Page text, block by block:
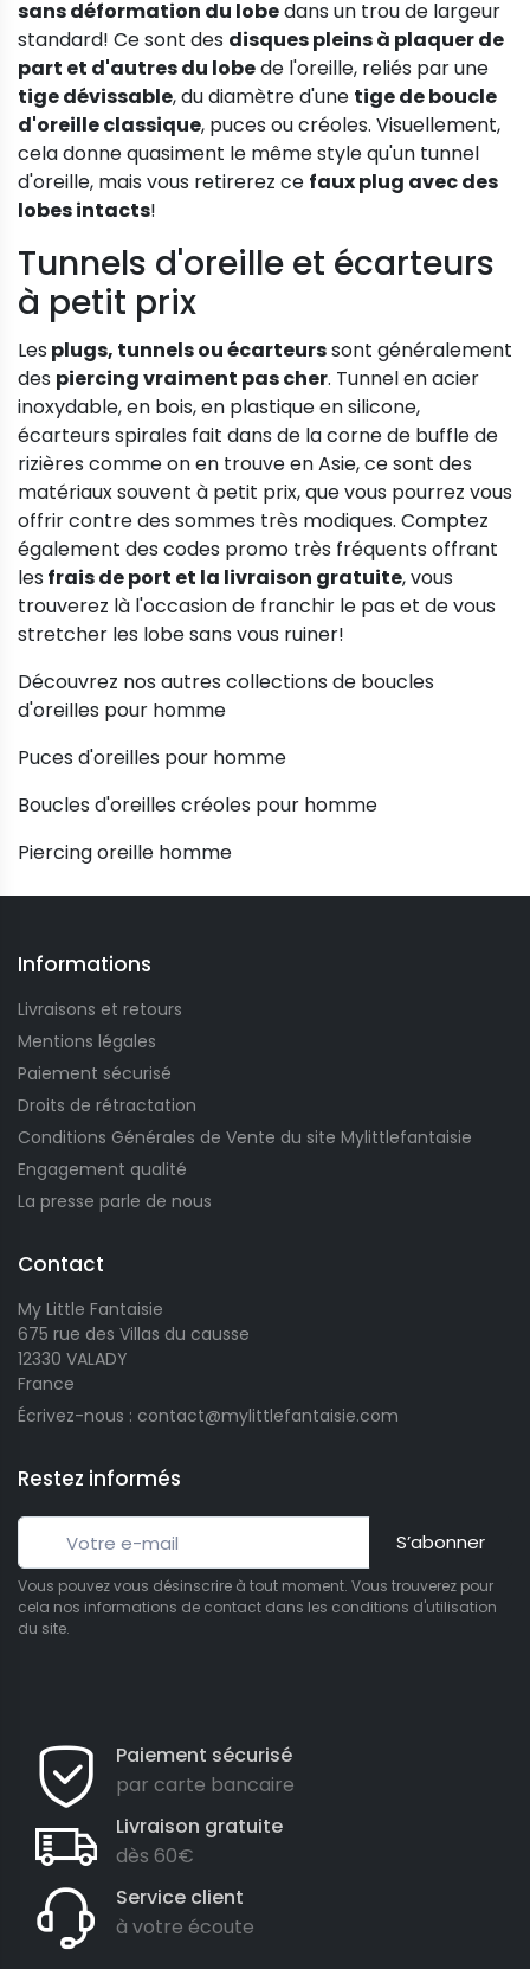
sans déformation du lobedans un trou de largeur
standard! Ce sont des disques pleins à plaquer de
part et d'autres du lobede l'oreille, reliés par une
tige dévissable, du diamètre d'une tige de boucle
d'oreille classique, puces ou créoles. Visuellement,
cela donne quasiment le même style qu'un tunnel
d'oreille, mais vous retirerez ce faux plug avec des
lobes intacts!
Tunnels d'oreille et écarteurs
à petit prix
Les plugs, tunnels ou écarteurssont généralement
des piercing vraiment pas cher. Tunnel en acier
inoxydable, en bois, en plastique en silicone,
écarteurs spirales fait dans de la corne de buffle de
rizières comme on en trouve en Asie, ce sont des
matériaux souvent à petit prix, que vous pourrez vous
offrir contre des sommes très modiques. Comptez
également des codes promo très fréquents offrant
les frais de port et la livraison gratuite, vous
trouverez là l'occasion de franchir le pas et de vous
stretcher les lobe sans vous ruiner!
Découvrez nos autres collections de boucles
d'oreilles pour homme
Puces d'oreilles pour homme
Boucles d'oreilles créoles pour homme
Piercing oreille homme
Informations
Livraisons et retours
Mentions légales
Paiement sécurisé
Droits de rétractation
Conditions Générales de Vente du site Mylittlefantaisie
Engagement qualité
La presse parle de nous
Contact
My Little Fantaisie
675 rue des Villas du causse
12330 VALADY
France
Écrivez-nous : contact@mylittlefantaisie.com
Restez informés
S’abonner
Vous pouvez vous désinscrire à tout moment. Vous trouverez pour
cela nos informations de contact dans les conditions d'utilisation
du site.
Paiement sécurisé
par carte bancaire
Livraison gratuite
dès 60€
Service client
à votre écoute